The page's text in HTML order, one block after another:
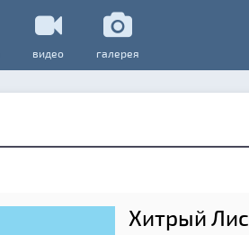
видео галерея
Хитрый Лис